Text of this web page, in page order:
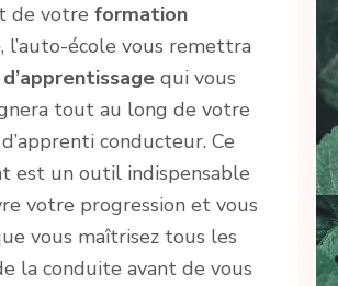
de votre formation
, l’auto-école vous remettra
qui vous
tout au long de votre
conducteur. Ce
est un outil indispensable
votre progression et vous
vous maîtrisez tous les
la conduite avant de vous